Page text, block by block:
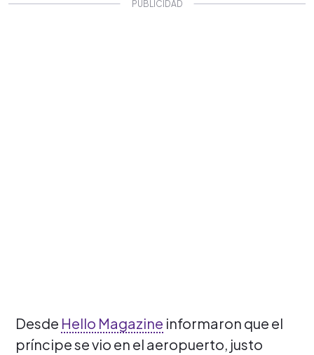
Desde Hello Magazine informaron que el
príncipe se vio en el aeropuerto, justo